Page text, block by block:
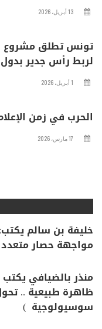
13 أبريل، 2026
تونس تطلق مشروع
لربط رأس جدير
1 أبريل، 2026
الحرب في زمن
17 مارس، 2026
خليفة بن سالم
مواجهة حصار متعدد
منذر بالضيافي يكتب
ظاهرة طبيعية ..
سوسيولوجية )